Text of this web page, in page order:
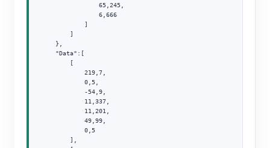
                65,245,
                6,666
            ]
        ]
    },
    "Data":[
        [
            219,7,
            0,5,
            -54,9,
            11,337,
            11,201,
            49,99,
            0,5
        ],